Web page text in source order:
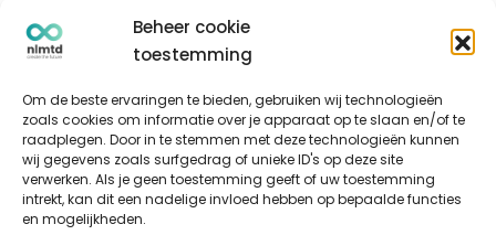
Beheer cookie
toestemming
Om de beste ervaringen te bieden, gebruiken wij technologieën
zoals cookies om informatie over je apparaat op te slaan en/of te
raadplegen. Door in te stemmen met deze technologieën kunnen
wij gegevens zoals surfgedrag of unieke ID's op deze site
verwerken. Als je geen toestemming geeft of uw toestemming
intrekt, kan dit een nadelige invloed hebben op bepaalde functies
en mogelijkheden.
Inspiratie
Artikelen
Cases
Events
Podcast
nlmtd x